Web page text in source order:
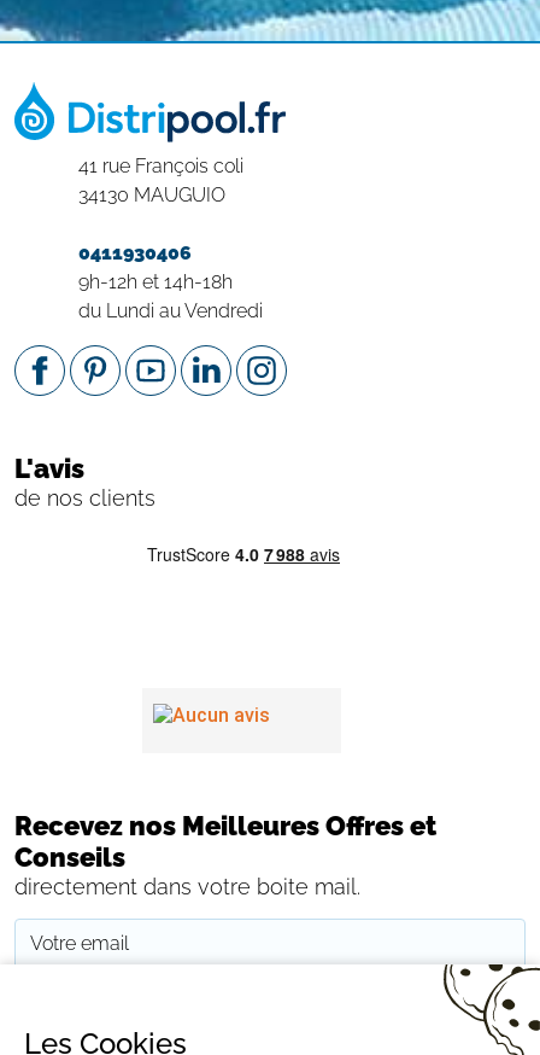
41 rue François coli
34130 MAUGUIO
0411930406
9h-12h et 14h-18h
du Lundi au Vendredi
L'avis
de nos clients
Recevez nos Meilleures Offres et
Conseils
directement dans votre boite mail.
Les Cookies